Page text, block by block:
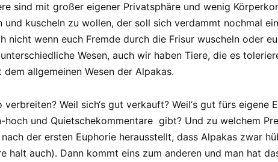
sind mit großer eigener Privatsphäre und wenig
kuscheln zu wollen, der soll sich verdammt nochmal
nicht wenn euch Fremde durch die Frisur wuscheln oder
Wesen, auch wir haben Tiere, die es
allgemeinen Wesen der Alpakas.
Weil sich‘s gut verkauft? Weil‘s gut fürs eigene
hoch und Quietschekommentare gibt? Und zu welchem
der ersten Euphorie herausstellt, dass Alpakas zwar
halt auch). Dann kommt eins zum anderen und man hat